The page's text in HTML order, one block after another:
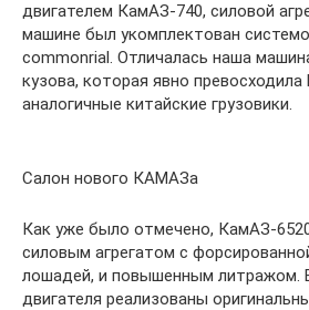
двигателем КамАЗ-740, силовой
машине был укомплектован
commonrial. Отличалась наша
кузова, которая явно
аналогичные китайские грузовики.
Салон нового КАМАЗа
Как уже было отмечено, КамАЗ-
силовым агрегатом с
лошадей, и повышенным литражом.
двигателя реализованы